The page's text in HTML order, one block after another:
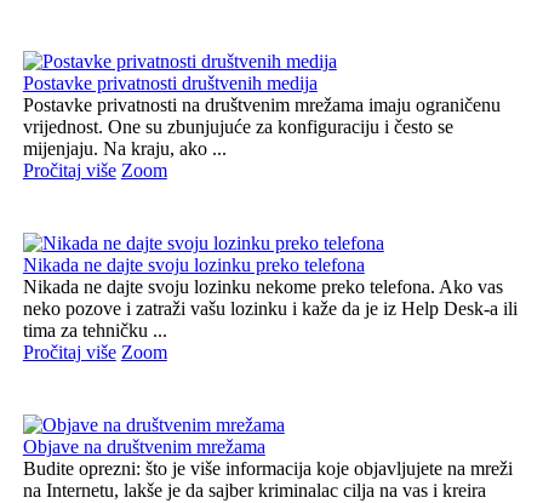
Postavke privatnosti društvenih medija
Postavke privatnosti na društvenim mrežama imaju ograničenu
vrijednost. One su zbunjujuće za konfiguraciju i često se
mijenjaju. Na kraju, ako ...
Pročitaj više Zoom
Nikada ne dajte svoju lozinku preko telefona
Nikada ne dajte svoju lozinku nekome preko telefona. Ako vas
neko pozove i zatraži vašu lozinku i kaže da je iz Help Desk-a ili
tima za tehničku ...
Pročitaj više Zoom
Objave na društvenim mrežama
Budite oprezni: što je više informacija koje objavljujete na mreži
na Internetu, lakše je da sajber kriminalac cilja na vas i kreira